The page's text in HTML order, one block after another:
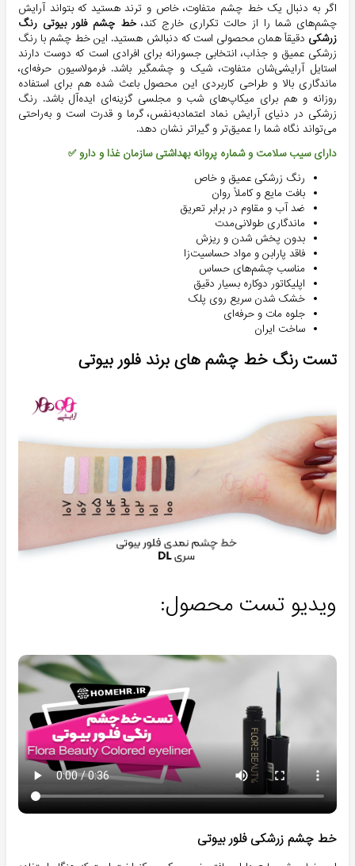
اگر به دنبال یک خط چشم متفاوت، خاص و ترند هستید که بتواند آرایش
چشم‌های شما را از حالت تکراری خارج کند،خط چشم فلور بیوتی رنگ
زرشکی دقیقاً همان محصولی است که دنبالش هستید. این خط چشم با رنگ
زرشکی عمیق و جذاب، انتخابی جسورانه برای افرادی است که دوست دارند
استایل آرایشی‌شان متفاوت، شیک و چشمگیر باشد. فرمولاسیون حرفه‌ای،
ماندگاری بالا و طراحی کاربردی این محصول باعث شده هم برای استفاده
روزانه و هم برای میکاپ‌های شب و مجلسی گزینه‌ای ایده‌آل باشد. رنگ
زرشکی در دنیای آرایش نماد اعتمادبه‌نفس، گرما و قدرت است و به‌راحتی
می‌تواند نگاه شما را عمیق‌تر و گیراتر نشان دهد.
دارای سیب سلامت و شماره پروانه بهداشتی سازمان غذا و دارو ✅
رنگ زرشکی عمیق و خاص
بافت مایع و کاملاً روان
ضد آب و مقاوم در برابر تعریق
ماندگاری طولانی‌مدت
بدون پخش شدن و ریزش
فاقد پارابن و مواد حساسیت‌زا
مناسب چشم‌های حساس
اپلیکاتور دوکاره بسیار دقیق
خشک شدن سریع روی پلک
جلوه مات و حرفه‌ای
ساخت ایران
تست رنگ خط چشم های برند فلور بیوتی
ویدیو تست محصول:
خط چشم زرشکی فلور بیوتی